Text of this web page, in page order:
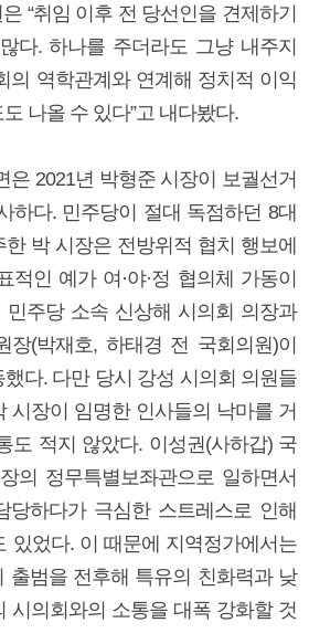
“취임 이후 전 당선인을 견제하기
다. 하나를 주더라도 그냥 내주지
의 역학관계와 연계해 정치적 이익
나올 수 있다”고 내다봤다.
은 2021년 박형준 시장이 보궐선거
하다. 민주당이 절대 독점하던 8대
박 시장은 전방위적 협치 행보에
적인 예가 여·야·정 협의체 가동이
주당 소속 신상해 시의회 의장과
장(박재호, 하태경 전 국회의원)이
다. 다만 당시 강성 시의회 의원들
시장이 임명한 인사들의 낙마를 거
도 적지 않았다. 이성권(사하갑) 국
의 정무특별보좌관으로 일하면서
당하다가 극심한 스트레스로 인해
있었다. 이 때문에 지역정가에서는
출범을 전후해 특유의 친화력과 낮
시의회와의 소통을 대폭 강화할 것